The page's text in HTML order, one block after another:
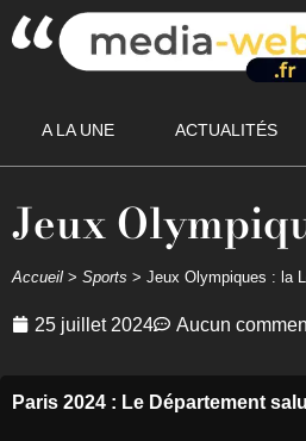
A LA UNE ACTUALITÉS
Jeux
Accueil > Sports > Jeux Olympiques : la
25 juillet 2024 Aucun
Paris 2024 : Le Département